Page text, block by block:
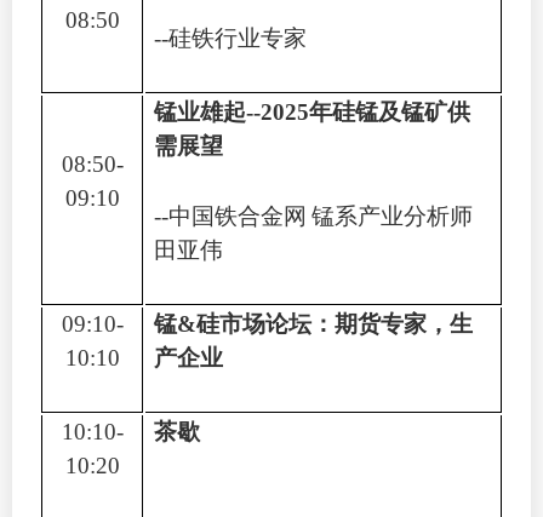
08:50
--硅铁行业专家
08:50-
09:10
锰业雄起--2025年硅锰及锰矿供
需展望
--中国铁合金网 锰系产业分析师
田亚伟
09:10-
10:10
锰&硅市场论坛：期货专家，生
产企业
10:10-
10:20
茶歇